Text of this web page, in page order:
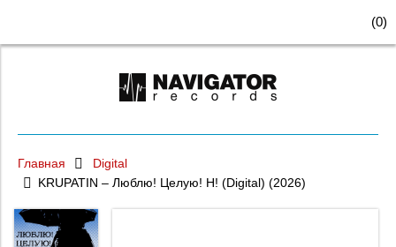
(0)
Главная
Digital
KRUPATIN – Люблю! Целую! Н! (Digital) (2026)